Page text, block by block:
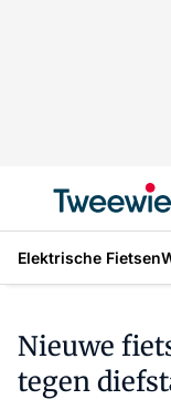
Elektrische Fietsen
Nieuwe
tegen